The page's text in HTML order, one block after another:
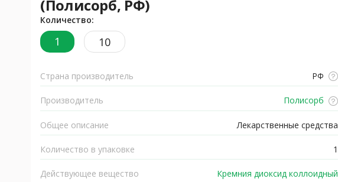
(Полисорб, РФ)
Количество:
1 10
Страна производитель РФ
Производитель Полисорб
Общее описание Лекарственные средства
Количество в упаковке 1
Действующее вещество Кремния диоксид коллоидный